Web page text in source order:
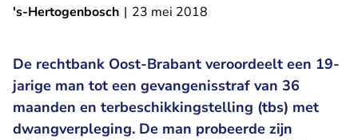
's-Hertogenbosch | 23 mei 2018
De rechtbank Oost-Brabant veroordeelt een 19-
jarige man tot een gevangenisstraf van 36
maanden en terbeschikkingstelling (tbs) met
dwangverpleging. De man probeerde zijn